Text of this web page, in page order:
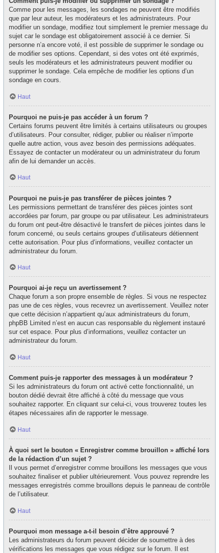
Comme pour les messages, les sondages ne peuvent être modifiés
que par leur auteur, les modérateurs et les administrateurs. Pour
modifier un sondage, modifiez tout simplement le premier message du
sujet car le sondage est obligatoirement associé à ce dernier. Si
personne n’a encore voté, il est possible de supprimer le sondage ou
de modifier ses options. Cependant, si des votes ont été exprimés,
seuls les modérateurs et les administrateurs peuvent modifier ou
supprimer le sondage. Cela empêche de modifier les options d’un
sondage en cours.
Haut
Pourquoi ne puis-je pas accéder à un forum ?
Certains forums peuvent être limités à certains utilisateurs ou groupes
d’utilisateurs. Pour consulter, rédiger, publier ou réaliser n’importe
quelle autre action, vous avez besoin des permissions adéquates.
Essayez de contacter un modérateur ou un administrateur du forum
afin de lui demander un accès.
Haut
Pourquoi ne puis-je pas transférer de pièces jointes ?
Les permissions permettant de transférer des pièces jointes sont
accordées par forum, par groupe ou par utilisateur. Les administrateurs
du forum ont peut-être désactivé le transfert de pièces jointes dans le
forum concerné, ou seuls certains groupes d’utilisateurs détiennent
cette autorisation. Pour plus d’informations, veuillez contacter un
administrateur du forum.
Haut
Pourquoi ai-je reçu un avertissement ?
Chaque forum a son propre ensemble de règles. Si vous ne respectez
pas une de ces règles, vous recevrez un avertissement. Veuillez noter
que cette décision n’appartient qu’aux administrateurs du forum,
phpBB Limited n’est en aucun cas responsable du règlement instauré
sur cet espace. Pour plus d’informations, veuillez contacter un
administrateur du forum.
Haut
Comment puis-je rapporter des messages à un modérateur ?
Si les administrateurs du forum ont activé cette fonctionnalité, un
bouton dédié devrait être affiché à côté du message que vous
souhaitez rapporter. En cliquant sur celui-ci, vous trouverez toutes les
étapes nécessaires afin de rapporter le message.
Haut
À quoi sert le bouton « Enregistrer comme brouillon » affiché lors
de la rédaction d’un sujet ?
Il vous permet d’enregistrer comme brouillons les messages que vous
souhaitez finaliser et publier ultérieurement. Vous pouvez reprendre les
messages enregistrés comme brouillons depuis le panneau de contrôle
de l’utilisateur.
Haut
Pourquoi mon message a-t-il besoin d’être approuvé ?
Les administrateurs du forum peuvent décider de soumettre à des
vérifications les messages que vous rédigez sur le forum. Il est